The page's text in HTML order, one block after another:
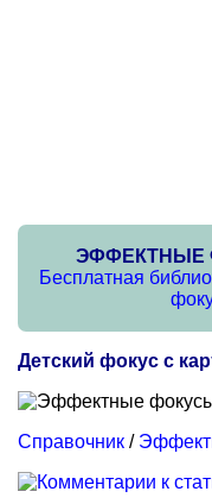
ЭФФЕКТНЫЕ
Бесплатная
Детский фокус с
Справочник /